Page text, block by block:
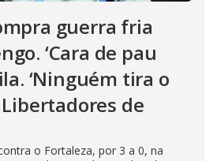
guerra fria
‘Cara de pau
‘Ninguém tira o
de
o Fortaleza, por 3 a 0, na